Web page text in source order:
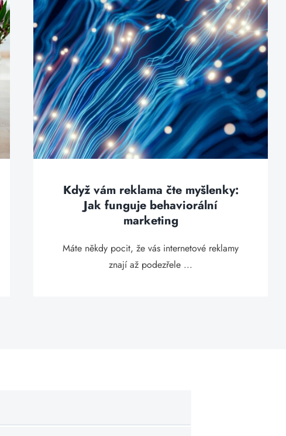
Když vám reklama čte myšlenky:
Jak funguje behaviorální
marketing
Máte někdy pocit, že vás internetové reklamy
znají až podezřele ...